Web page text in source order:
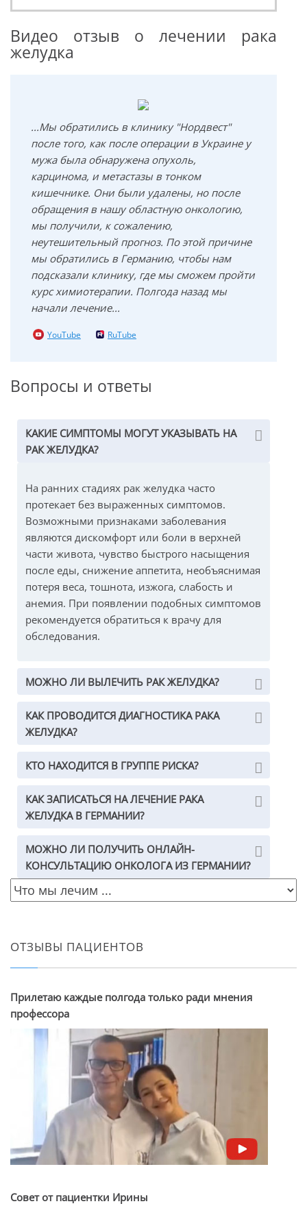
Видео отзыв о лечении рака
желудка
...Мы обратились в клинику "Нордвест"
после того, как после операции в Украине у
мужа была обнаружена опухоль,
карцинома, и метастазы в тонком
кишечнике. Они были удалены, но после
обращения в нашу областную онкологию,
мы получили, к сожалению,
неутешительный прогноз. По этой причине
мы обратились в Германию, чтобы нам
подсказали клинику, где мы сможем пройти
курс химиотерапии. Полгода назад мы
начали лечение...
YouTube RuTube
Вопросы и ответы
КАКИЕ СИМПТОМЫ МОГУТ УКАЗЫВАТЬ НА
РАК ЖЕЛУДКА?
На ранних стадиях рак желудка часто
протекает без выраженных симптомов.
Возможными признаками заболевания
являются дискомфорт или боли в верхней
части живота, чувство быстрого насыщения
после еды, снижение аппетита, необъяснимая
потеря веса, тошнота, изжога, слабость и
анемия. При появлении подобных симптомов
рекомендуется обратиться к врачу для
обследования.
МОЖНО ЛИ ВЫЛЕЧИТЬ РАК ЖЕЛУДКА?
КАК ПРОВОДИТСЯ ДИАГНОСТИКА РАКА
ЖЕЛУДКА?
КТО НАХОДИТСЯ В ГРУППЕ РИСКА?
КАК ЗАПИСАТЬСЯ НА ЛЕЧЕНИЕ РАКА
ЖЕЛУДКА В ГЕРМАНИИ?
МОЖНО ЛИ ПОЛУЧИТЬ ОНЛАЙН-
КОНСУЛЬТАЦИЮ ОНКОЛОГА ИЗ ГЕРМАНИИ?
ОТЗЫВЫ ПАЦИЕНТОВ
Прилетаю каждые полгода только ради мнения
профессора
Совет от пациентки Ирины